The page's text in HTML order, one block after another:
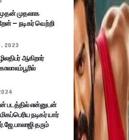
முதலாக
– நடிகர் வெற்றி
2023
ஆகிறார்
படத்தில் என்னுடன்
நடிகர் யார்
தரும்